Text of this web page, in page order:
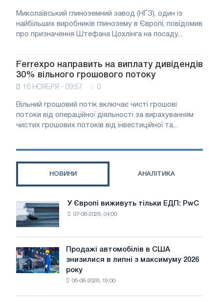
Миколаївський глиноземний завод (НГЗ), один із
найбільших виробників глинозему в Європі, повідомив
про призначення Штефана Цохлінга на посаду...
Ferrexpo направить на виплату дивідендів
30% вільного грошового потоку
16 НОЯБРЯ - 09:57 0
Вільний грошовий потік включає чисті грошові
потоки від операційної діяльності за вирахуванням
чистих грошових потоків від інвестиційної та...
НОВИНИ АНАЛІТИКА
Європі
виживуть
тільки
ЕДП:
PwC
У Європі виживуть тільки ЕДП: PwC
07-08-2026, 04:00
Продажі
автомобілів
в
Продажі автомобілів в США
знизилися в липні з максимуму 2026
року
06-08-2026, 19:00